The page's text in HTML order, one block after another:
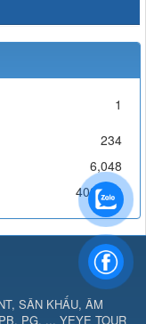
1
234
6,048
402,133
SÂN KHẤU, ÂM
PG, ... YEYE TOUR